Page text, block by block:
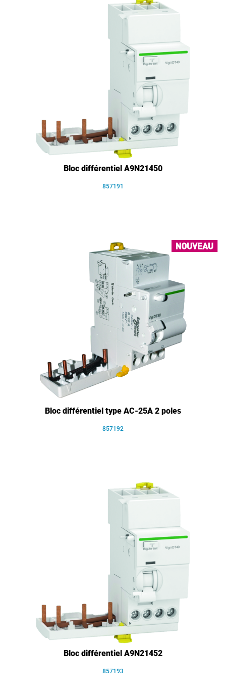
Bloc différentiel A9N21450
857191
Bloc différentiel type AC-25A 2 poles
857192
Bloc différentiel A9N21452
857193